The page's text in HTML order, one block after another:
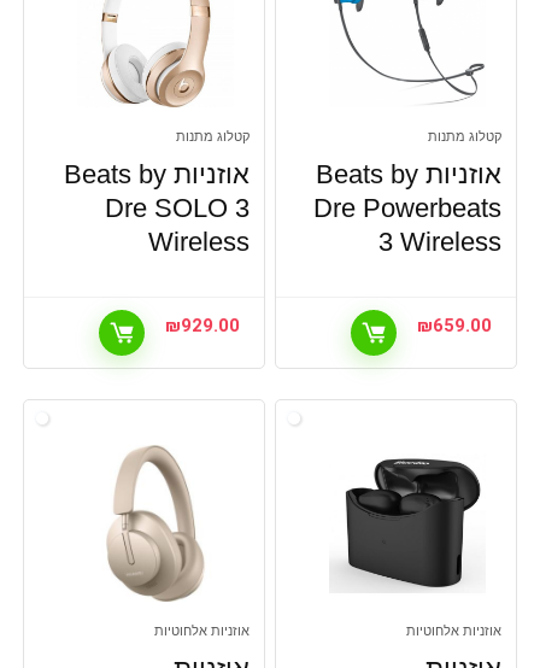
קטלוג מתנות
אוזניות Beats by
Dre Powerbeats
3 Wireless
₪659.00
קטלוג מתנות
אוזניות Beats by
Dre SOLO 3
Wireless
₪929.00
אוזניות אלחוטיות אוזניות אלחוטיות